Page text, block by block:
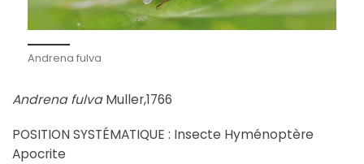
Andrena fulva
Andrena fulvaMuller,1766
POSITION SYSTÉMATIQUE : Insecte Hyménoptère
Apocrite